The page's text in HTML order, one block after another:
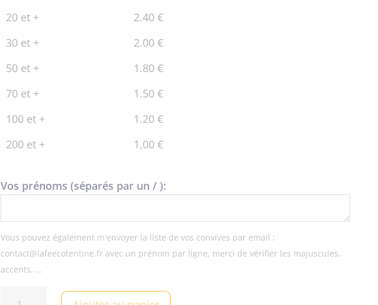
20 et +
2.40 €
30 et +
2.00 €
50 et +
1.80 €
70 et +
1.50 €
100 et +
1.20 €
200 et +
1,00 €
Vos prénoms (séparés par un / ):
Vous pouvez également m'envoyer la liste de vos convives par email :
contact@lafeecotentine.fr avec un prénom par ligne, merci de vérifier les majuscules,
accents, ...